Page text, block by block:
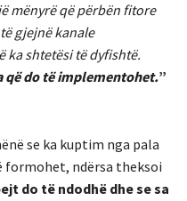
mënyrë që përbën fitore
gjejnë kanale
shtetësi të dyfishtë.
që do të implementohet.”
se ka kuptim nga pala
formohet, ndërsa theksoi
do të ndodhë dhe se sa